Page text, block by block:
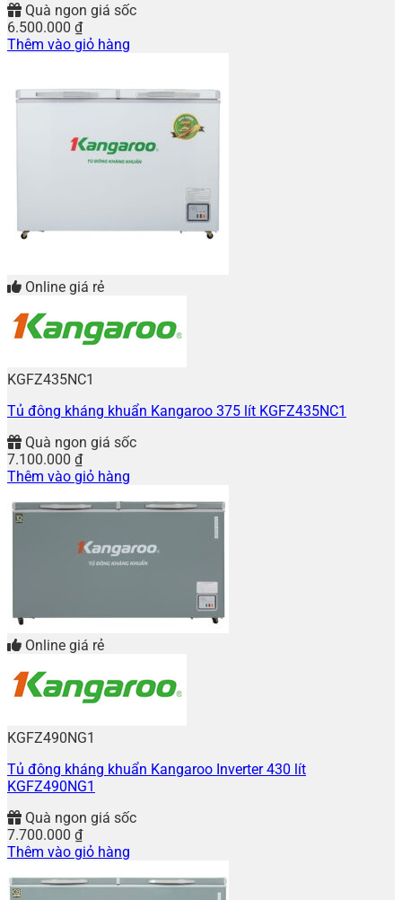
Quà ngon giá sốc
6.500.000 ₫
Thêm vào giỏ hàng
Online giá rẻ
KGFZ435NC1
Tủ đông kháng khuẩn Kangaroo 375 lít KGFZ435NC1
Quà ngon giá sốc
7.100.000 ₫
Thêm vào giỏ hàng
Online giá rẻ
KGFZ490NG1
Tủ đông kháng khuẩn Kangaroo Inverter 430 lít
KGFZ490NG1
Quà ngon giá sốc
7.700.000 ₫
Thêm vào giỏ hàng